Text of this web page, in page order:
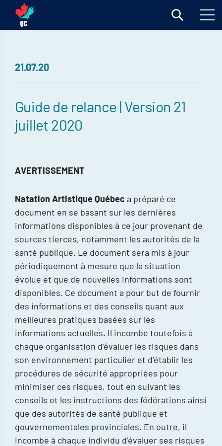
21.07.20
Guide de relance | Version 21
juillet 2020
AVERTISSEMENT
Natation Artistique Québec a préparé ce
document en se basant sur les dernières
informations disponibles à ce jour provenant de
sources tierces, notamment les autorités de la
santé publique. Le document sera mis à jour
périodiquement à mesure que la situation
évolue et que de nouvelles informations sont
disponibles. Ce document a pour but de fournir
des informations et des conseils quant aux
meilleures pratiques basées sur les
informations actuelles. Il incombe toutefois à
chaque organisation d’évaluer les risques dans
son environnement particulier et d’établir les
procédures de sécurité appropriées pour
minimiser ces risques, tout en suivant les
conseils et les instructions des fédérations ainsi
que des autorités de santé publique et
gouvernementales provinciales. En outre, il
incombe à chaque individu d’évaluer ses risques